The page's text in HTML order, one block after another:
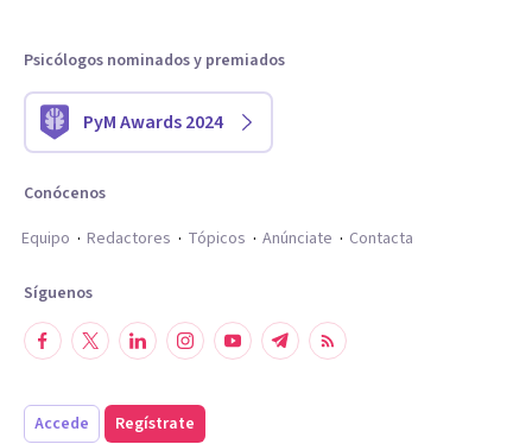
Psicólogos nominados y premiados
PyM Awards 2024
Conócenos
Equipo
Redactores Tópicos Anúnciate Contacta
Síguenos
Accede Regístrate